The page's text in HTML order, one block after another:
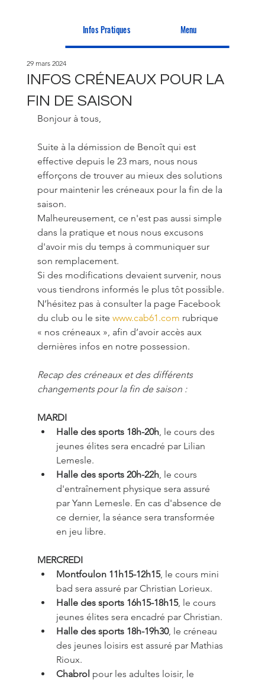
Infos Pratiques Menu
INFOS CRÉNEAUX POUR LA
FIN DE SAISON
29 mars 2024
Bonjour à tous,
Suite à la démission de Benoît qui est
effective depuis le 23 mars, nous nous
efforçons de trouver au mieux des solutions
pour maintenir les créneaux pour la fin de la
saison.
Malheureusement, ce n'est pas aussi simple
dans la pratique et nous nous excusons
d'avoir mis du temps à communiquer sur
son remplacement.
Si des modifications devaient survenir, nous
vous tiendrons informés le plus tôt possible.
N’hésitez pas à consulter la page Facebook
du club ou le site www.cab61.com rubrique
« nos créneaux », afin d’avoir accès aux
dernières infos en notre possession.
Recap des créneaux et des différents
changements pour la fin de saison :
MARDI
Halle des sports 18h-20h, le cours des
jeunes élites sera encadré par Lilian
Lemesle.
Halle des sports 20h-22h, le cours
d'entraînement physique sera assuré
par Yann Lemesle. En cas d'absence de
ce dernier, la séance sera transformée
en jeu libre.
MERCREDI
Montfoulon 11h15-12h15, le cours mini
bad sera assuré par Christian Lorieux.
Halle des sports 16h15-18h15, le cours
jeunes élites sera encadré par Christian.
Halle des sports 18h-19h30, le créneau
des jeunes loisirs est assuré par Mathias
Rioux.
Chabrol pour les adultes loisir, le